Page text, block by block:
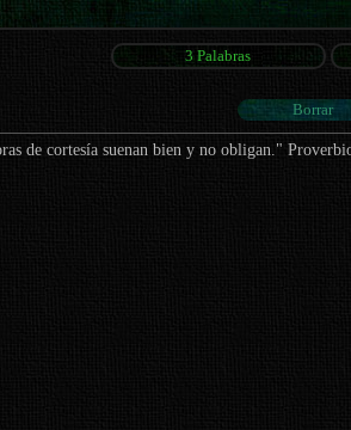
de cortesía suenan bien y no obligan."